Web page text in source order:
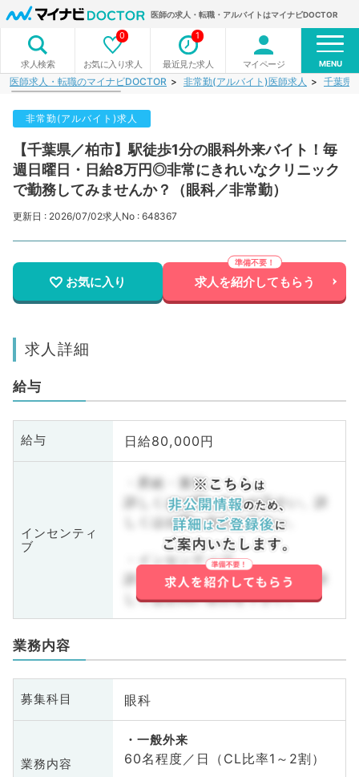
医師の求人・転職・アルバイトはマイナビDOCTOR
求人検索 お気に入り求人
0
最近見た求人
1
マイページ MENU
医師求人・転職のマイナビDOCTOR 非常勤(アルバイト)医師求人 千葉県
非常勤(アルバイト)求人
【千葉県／柏市】駅徒歩1分の眼科外来バイト！毎
週日曜日・日給8万円◎非常にきれいなクリニック
で勤務してみませんか？（眼科／非常勤）
更新日 : 2026/07/02求人No : 648367
お気に入り 求人を紹介してもらう
求人詳細
給与
給与 日給80,000円
インセンティ
ブ
・昇給・賞与
詳しくはお問い合わせ下さい。詳
しくはお問い合わせ下さい。
・インセンティブ
詳しくはお問い合わせ下さい。詳
しくはお問い合わせ下さい。
業務内容
募集科目 眼科
業務内容
一般外来
60名程度／日（CL比率1～2割）